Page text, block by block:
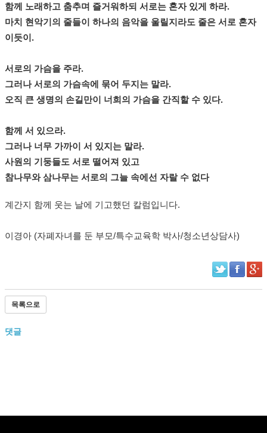
함께 노래하고 춤추며 즐거워하되 서로는 혼자 있게 하라.
마치 현악기의 줄들이 하나의 음악을 울릴지라도 줄은 서로 혼자
이듯이.
서로의 가슴을 주라.
그러나 서로의 가슴속에 묶어 두지는 말라.
오직 큰 생명의 손길만이 너희의 가슴을 간직할 수 있다.
함께 서 있으라.
그러나 너무 가까이 서 있지는 말라.
사원의 기둥들도 서로 떨어져 있고
참나무와 삼나무는 서로의 그늘 속에선 자랄 수 없다
계간지 함께 웃는 날에 기고했던 칼럼입니다.
이경아 (자폐자녀를 둔 부모/특수교육학 박사/청소년상담사)​
목록으로
댓글